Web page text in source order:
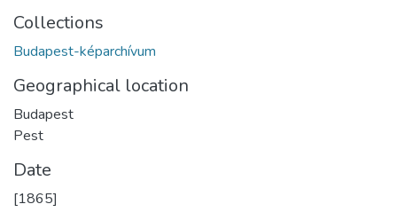
Collections
Budapest-képarchívum
Geographical location
Budapest
Pest
Date
[1865]